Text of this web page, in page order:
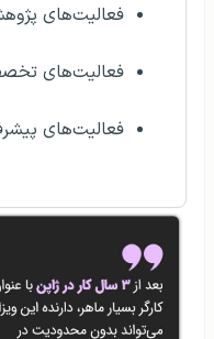
فعالیت‌های
فعالیت‌های
فعالیت‌های